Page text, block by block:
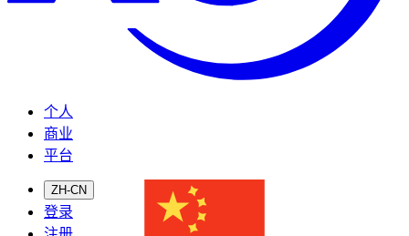
个人
商业
平台
ZH-CN
登录